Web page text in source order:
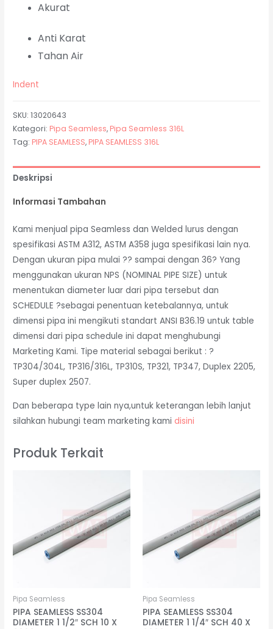
Akurat
Anti Karat
Tahan Air
Indent
SKU:13020643
Kategori: Pipa Seamless, Pipa Seamless 316L
Tag: PIPA SEAMLESS, PIPA SEAMLESS 316L
Deskripsi
Informasi Tambahan
Kami menjual pipa Seamless dan Welded lurus dengan
spesifikasi ASTM A312, ASTM A358 juga spesifikasi lain nya.
Dengan ukuran pipa mulai ?? sampai dengan 36? Yang
menggunakan ukuran NPS (NOMINAL PIPE SIZE) untuk
menentukan diameter luar dari pipa tersebut dan
SCHEDULE ?sebagai penentuan ketebalannya, untuk
dimensi pipa ini mengikuti standart ANSI B36.19 untuk table
dimensi dari pipa schedule ini dapat menghubungi
Marketing Kami. Tipe material sebagai berikut : ?
TP304/304L, TP316/316L, TP310S, TP321, TP347, Duplex 2205,
Super duplex 2507.
Dan beberapa type lain nya,untuk keterangan lebih lanjut
silahkan hubungi team marketing kami disini
Produk Terkait
Pipa Seamless
PIPA SEAMLESS SS304
DIAMETER 1 1/2″ SCH 10 X
Pipa Seamless
PIPA SEAMLESS SS304
DIAMETER 1 1/4″ SCH 40 X